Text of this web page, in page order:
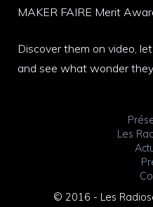
MAKER FAIRE Merit
Discover them on video,
and see what wonder
Les
© 2016 - Les